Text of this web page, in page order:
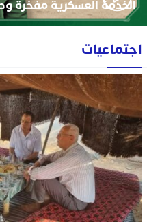
الخدمة العسكرية مفخرة
اجتماعيات